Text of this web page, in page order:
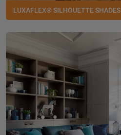
LUXAFLEX® SILHOUETTE SHADES